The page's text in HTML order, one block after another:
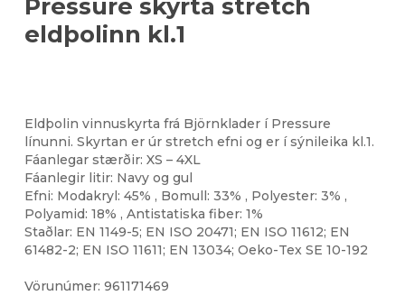
eldþolinn kl.1
Eldþolin vinnuskyrta frá Björnklader í Pressure
línunni. Skyrtan er úr stretch efni og er í sýnileika kl.1.
Fáanlegar stærðir: XS – 4XL
Fáanlegir litir: Navy og gul
Efni: Modakryl: 45% , Bomull: 33% , Polyester: 3% ,
Polyamid: 18% , Antistatiska fiber: 1%
Staðlar: EN 1149-5; EN ISO 20471; EN ISO 11612; EN
61482-2; EN ISO 11611; EN 13034; Oeko-Tex SE 10-192
Vörunúmer: 961171469